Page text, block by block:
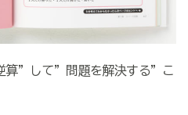
算”して”問題を解決する”こ